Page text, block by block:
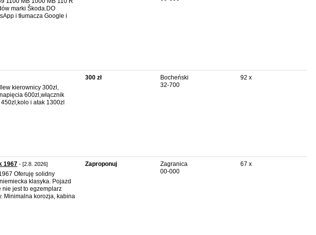
marki Škoda.DO
i tłumacza Google i
kierownicy 300zl,
600zl,włącznik
i atak 1300zl
300 zł
Bocheński
32-700
92 x
1967 - [2.8. 2026]
Oferuję solidny
klasyka. Pojazd
nie jest to egzemplarz
Minimalna korozja, kabina
Zaproponuj
Zagranica
00-000
67 x